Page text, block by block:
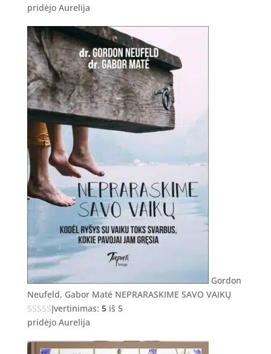
pridėjo Aurelija
Gordon
Neufeld, Gabor Maté NEPRARASKIME SAVO VAIKŲ
Įvertinimas: 5iš 5
pridėjo Aurelija